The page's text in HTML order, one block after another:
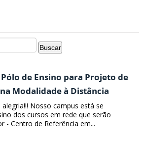
de Ensino para Projeto de
Modalidade à Distância
Nosso campus está se
dos cursos em rede que serão
- Centro de Referência em...